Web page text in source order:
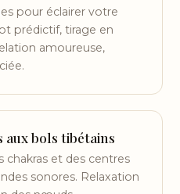
pour éclairer votre
prédictif, tirage en
amoureuse,
aux bols tibétains
chakras et des centres
sonores. Relaxation